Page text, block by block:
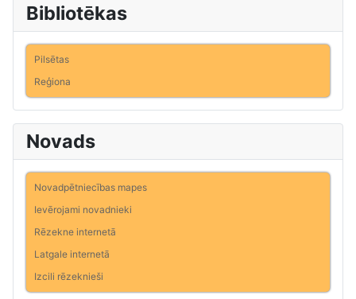
Bibliotēkas
Pilsētas
Reģiona
Novads
Novadpētniecības mapes
Ievērojami novadnieki
Rēzekne internetā
Latgale internetā
Izcili rēzeknieši